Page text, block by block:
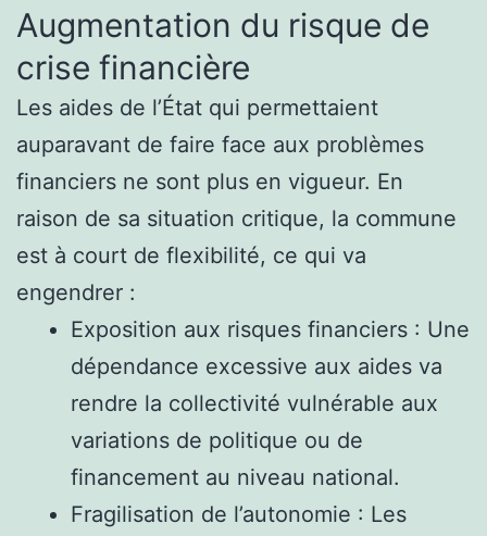
Augmentation du risque de
crise financière
Les aides de l’État qui permettaient
auparavant de faire face aux problèmes
financiers ne sont plus en vigueur. En
raison de sa situation critique, la commune
est à court de flexibilité, ce qui va
engendrer :
Exposition aux risques financiers : Une
dépendance excessive aux aides va
rendre la collectivité vulnérable aux
variations de politique ou de
financement au niveau national.
Fragilisation de l’autonomie : Les